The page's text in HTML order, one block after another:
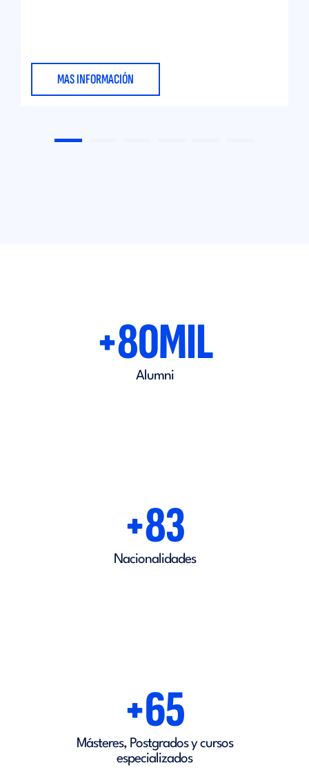
MAS INFORMACIÓN
+80MIL
Alumni
+83
Nacionalidades
+65
Másteres, Postgrados y cursos
especializados